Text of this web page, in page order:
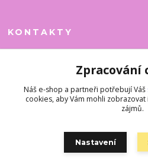
KONTAKTY
+420 731 390 323Zpracování
Náš e-shop a partneři potřebují Váš
cookies, aby Vám mohli
zájmů.
Nastavení